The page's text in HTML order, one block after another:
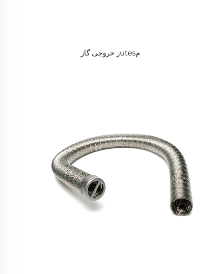
مutesر خروجی گاز